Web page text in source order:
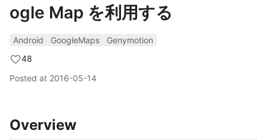
ogle Map を利用する
Android GoogleMaps
Genymotion
48
Posted at 2016-05-14
Overview